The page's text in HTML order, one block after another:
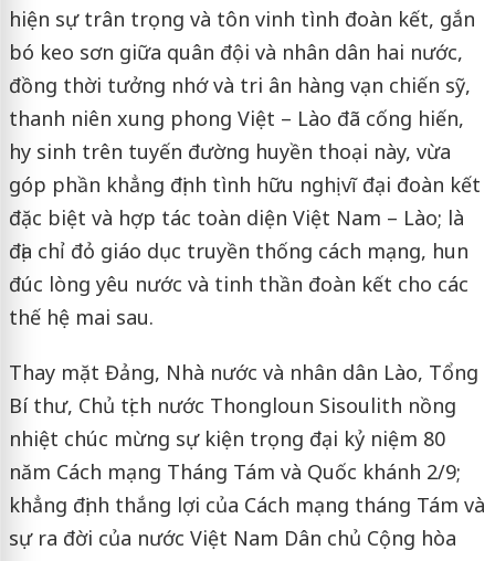
hiện sự trân trọng và tôn vinh tình đoàn kết, gắn
bó keo sơn giữa quân đội và nhân dân hai nước,
đồng thời tưởng nhớ và tri ân hàng vạn chiến sỹ,
thanh niên xung phong Việt – Lào đã cống hiến,
hy sinh trên tuyến đường huyền thoại này, vừa
góp phần khẳng định tình hữu nghị vĩ đại đoàn kết
đặc biệt và hợp tác toàn diện Việt Nam – Lào; là
địa chỉ đỏ giáo dục truyền thống cách mạng, hun
đúc lòng yêu nước và tinh thần đoàn kết cho các
thế hệ mai sau.
Thay mặt Đảng, Nhà nước và nhân dân Lào, Tổng
Bí thư, Chủ tịch nước Thongloun Sisoulith nồng
nhiệt chúc mừng sự kiện trọng đại kỷ niệm 80
năm Cách mạng Tháng Tám và Quốc khánh 2/9;
khẳng định thắng lợi của Cách mạng tháng Tám và
sự ra đời của nước Việt Nam Dân chủ Cộng hòa